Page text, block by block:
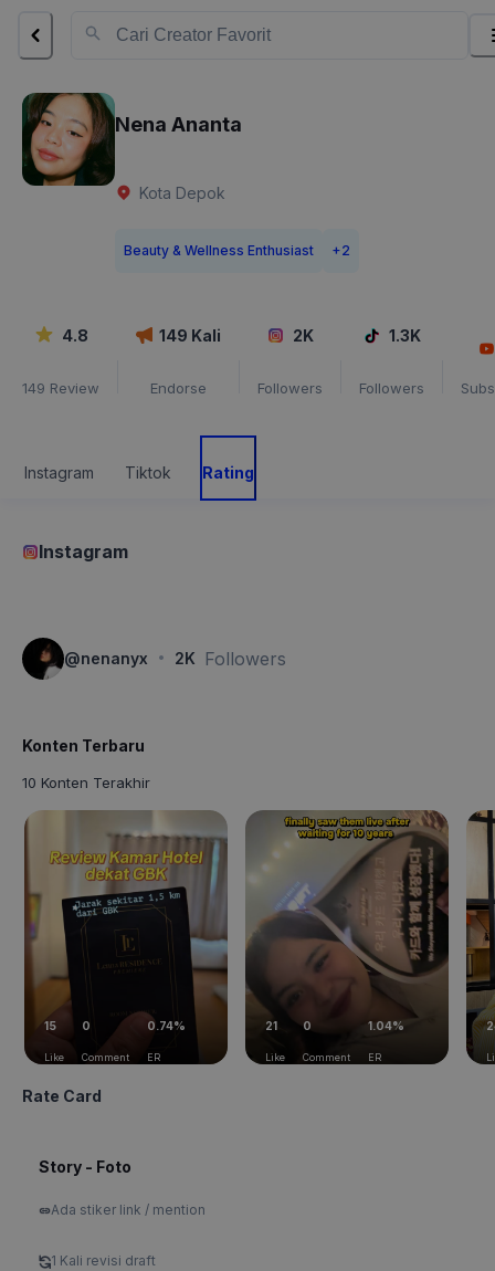
Nena Ananta
Kota Depok
Beauty & Wellness Enthusiast +2
4.8
149 Review
149 Kali
Endorse
2K
Followers
1.3K
Followers
Instagram Tiktok Rating
Instagram
@nenanyx · 2K Followers
Konten Terbaru
10 Konten Terakhir
15
Like
0
Comment
0.74%
ER
21
Like
0
Comment
1.04%
ER
Rate Card
Story - Foto
Ada stiker link / mention
1 Kali revisi draft